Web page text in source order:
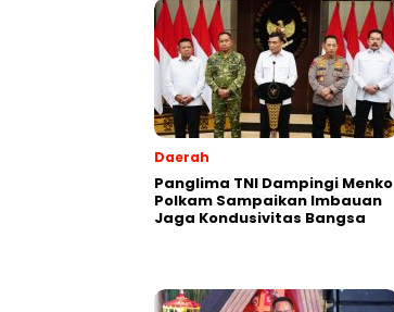
Daerah
Panglima TNI Dampingi Menko
Polkam Sampaikan Imbauan
Jaga Kondusivitas Bangsa